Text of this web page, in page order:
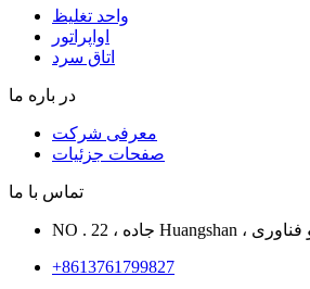
واحد تغلیظ
اواپراتور
اتاق سرد
در باره ما
معرفی شرکت
صفحات جزئیات
تماس با ما
+8613761799827